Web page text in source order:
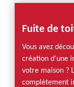
Fuite de
Vous avez
création d'une
votre maison ?
complètement